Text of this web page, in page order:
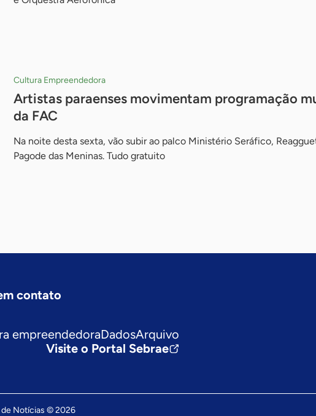
Cultura Empreendedora
Artistas paraenses movimentam programação
da FAC
Na noite desta sexta, vão subir ao palco Ministério Seráfico,
Pagode das Meninas. Tudo gratuito
contato
empreendedoraDadosArquivo
Visite o Portal Sebrae
Notícias © 2026